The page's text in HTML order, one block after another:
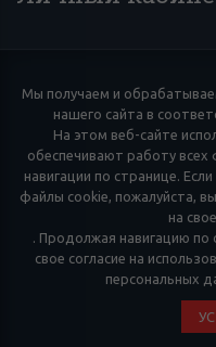
Мы получаем и
нашего сайта в
На этом веб-сайте
обеспечивают работу
навигации по странице.
файлы cookie, пожалуйста,
на
. Продолжая навигацию по
свое согласие на
персональных